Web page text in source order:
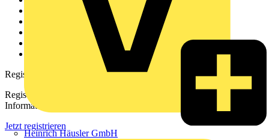
Heinrich Häusler GmbH
Downloadbereich (PDFs)
Häufig gestellte Fragen
Registrierung
Registrieren Sie sich kostenlos und erhalten Sie stets aktuelle
Informationen aus der Elektroindustrie.
Jetzt registrieren